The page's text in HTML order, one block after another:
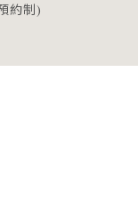
約制)